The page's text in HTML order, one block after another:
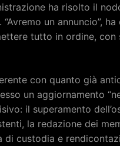
ha risolto il
un annuncio”,
tutto in ordine, con
con quanto già
un aggiornamento
il superamento
la redazione dei
di custodia e